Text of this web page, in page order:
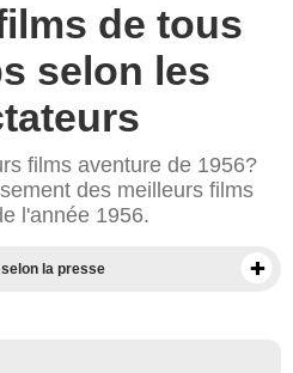
de tous
selon les
films aventure de 1956?
des meilleurs films
l'année 1956.
la presse